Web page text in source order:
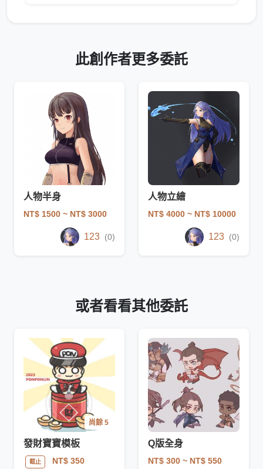
此創作者更多委託
人物半身
NT$ 1500 ~ NT$ 3000
123 (0)
人物立繪
NT$ 4000 ~ NT$ 10000
123 (0)
或者看看其他委託
尚餘 5
發財寶寶模板
截止 NT$ 350
Q版全身
NT$ 300 ~ NT$ 550